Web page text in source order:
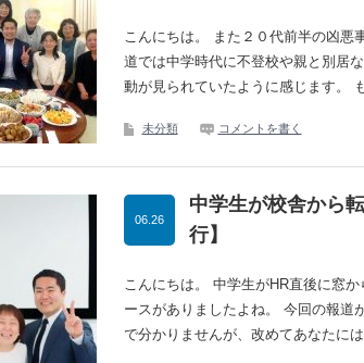
こんにちは。 また２０代前半の凶悪
道では中学時代に不登校や親と別居
動が見られていたように感じます。
未分類 コメントを書く
中学生が校舎か
行】
06.26
こんにちは。 中学生がHR直後に窓
ースがありましたよね。 今回の報道
で分かりませんが、改めてあなたに